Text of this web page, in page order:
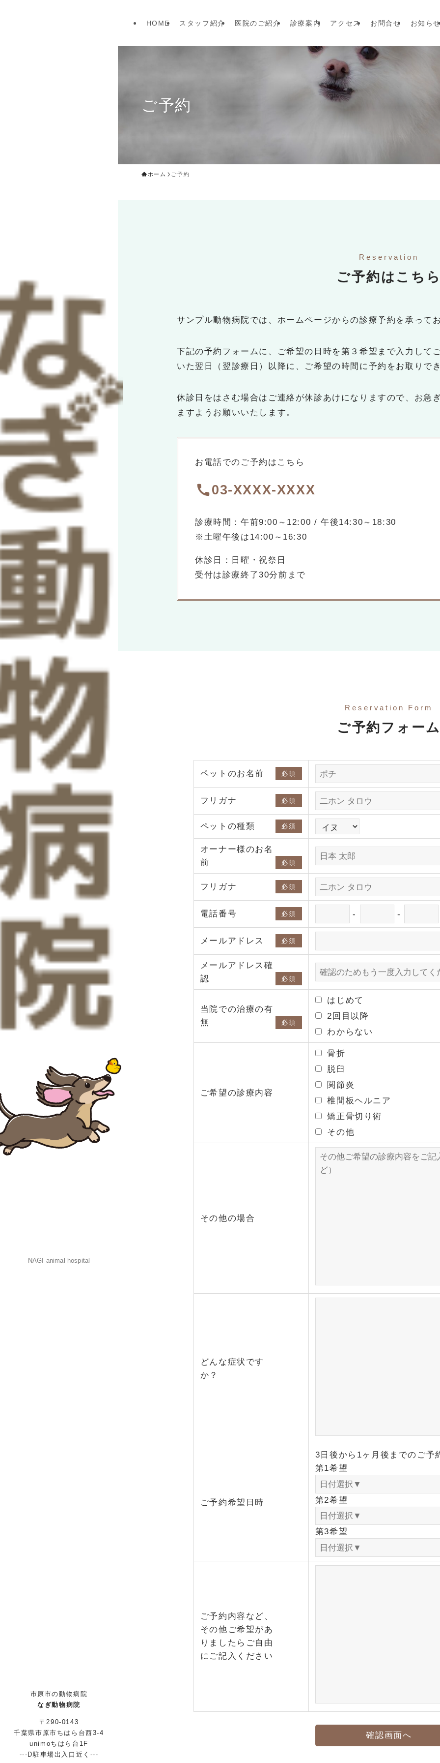
NAGI animal hospital
HOME スタッフ紹介 医院のご紹介 診療案内 アクセス お問合せ お知ら
ご予約
ホーム ご予約
Reservation
ご予約はこち
サンプル動物病院では、ホームページからの診療予約を承って
下記の予約フォームに、ご希望の日時を第３希望まで入力して
いた翌日（翌診療日）以降に、ご希望の時間に予約をお取りで
休診日をはさむ場合はご連絡が休診あけになりますので、お急
ますようお願いいたします。
お電話でのご予約はこちら
03-XXXX-XXXX
診療時間：午前9:00～12:00 / 午後14:30～18:30
※土曜午後は14:00～16:30
休診日：日曜・祝祭日
受付は診療終了30分前まで
Reservation Form
ご予約フォー
ペットのお名前 必須
フリガナ 必須
ペットの種類 必須
オーナー様のお名
前
必須
フリガナ 必須
電話番号 必須 - -
メールアドレス 必須
メールアドレス確
認
必須
当院での治療の有
無
必須
はじめて
2回目以降
わからない
ご希望の診療内容
骨折
脱臼
関節炎
椎間板ヘルニア
矯正骨切り術
その他
その他の場合
どんな症状です
か？
ご予約希望日時
3日後から1ヶ月後までのご予
第1希望
第2希望
第3希望
ご予約内容など、
その他ご希望があ
りましたらご自由
にご記入ください
市原市の動物病院
なぎ動物病院
〒290-0143
千葉県市原市ちはら台西3-4
unimoちはら台1F
---D駐車場出入口近く---